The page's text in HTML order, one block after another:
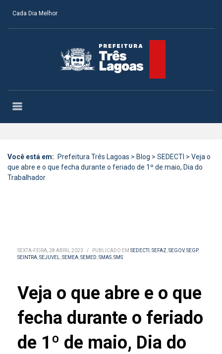
Cada Dia Melhor
Você está em: Prefeitura Três Lagoas > Blog > SEDECTI > Veja o
que abre e o que fecha durante o feriado de 1º de maio, Dia do
Trabalhador
SEXTA-FEIRA, 28 ABRIL 2023 / PUBLICADO EM SEDECTI ,SEFAZ,SEGOV,SEGP,
SEINTRA,SEJUVEL,SEMEA,SEMED,SMAS,SMS
Veja o que abre e o que
fecha durante o feriado
de 1º de maio, Dia do